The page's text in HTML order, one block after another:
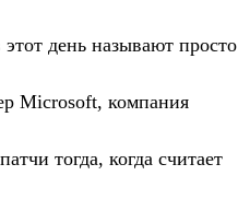
день называют просто
Microsoft, компания
тогда, когда считает